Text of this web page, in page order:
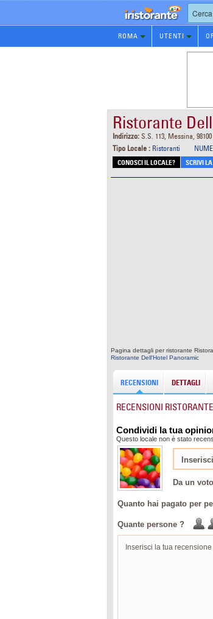
Prenotazione
Ristorante
ROMA UTENTI
Ristorante
Indirizzo: S.S. 113, Messina,
Tipo Locale : Ristoranti
CONOSCI IL LOCALE? SCRIVI
Pagina dettagli per ristorante
Ristorante Dell'Hotel Panoramic
RECENSIONI DETTAGLI
RECENSIONI
Condividi la tua
Questo locale non è stato
Da un
Quanto hai pagato per
Quante persone ?